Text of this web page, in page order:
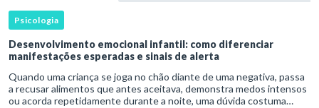
Psicologia
Desenvolvimento emocional infantil: como diferenciar
manifestações esperadas e sinais de alerta
Quando uma criança se joga no chão diante de uma negativa, passa
a recusar alimentos que antes aceitava, demonstra medos intensos
ou acorda repetidamente durante a noite, uma dúvida costuma